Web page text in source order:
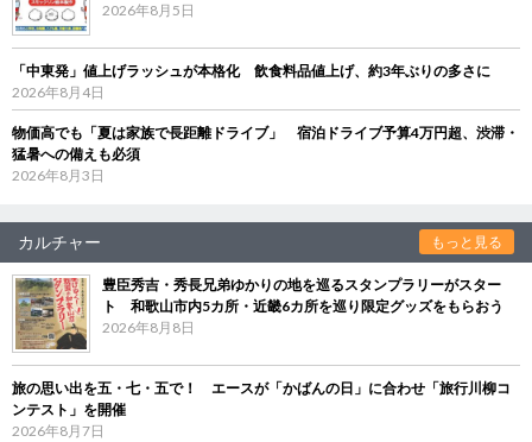
2026年8月5日
「中東発」値上げラッシュが本格化 飲食料品値上げ、約3年ぶりの多さに
2026年8月4日
物価高でも「夏は家族で長距離ドライブ」 宿泊ドライブ予算4万円超、渋滞・
猛暑への備えも必須
2026年8月3日
カルチャー もっと見る
豊臣秀吉・秀長兄弟ゆかりの地を巡るスタンプラリーがスター
ト 和歌山市内5カ所・近畿6カ所を巡り限定グッズをもらおう
2026年8月8日
旅の思い出を五・七・五で！ エースが「かばんの日」に合わせ「旅行川柳コ
ンテスト」を開催
2026年8月7日